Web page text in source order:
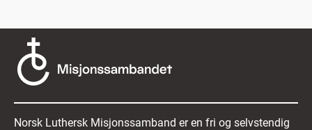
Norsk Luthersk Misjonssamband er en fri og selvstendig